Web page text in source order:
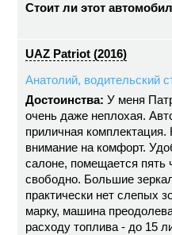
Стоит ли этот
UAZ Patriot (2016)
Анатолий, водительский
Достоинства: У меня
очень даже неплохая.
приличная
внимание на комфорт.
салоне, помещается пять
свободно. Большие
практически нет слепых
марку, машина
расходу топлива - до 15